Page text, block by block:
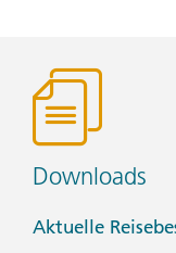
Downloads
Aktuelle